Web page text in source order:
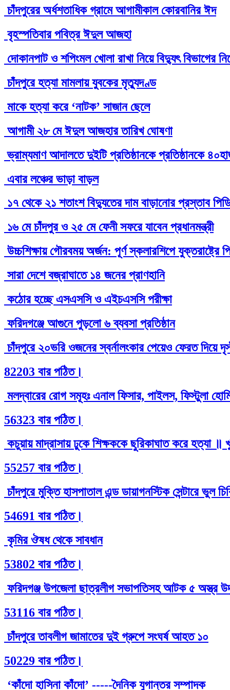
চাঁদপুরের অর্ধশতাধিক গ্রামে আগামীকাল কোরবানির ঈদ
বৃহস্পতিবার পবিত্র ঈদুল আজহা
দোকানপাট ও শপিংমল খোলা রাখা নিয়ে বিদ্যুৎ বিভাগের
চাঁদপুরে হত্যা মামলায় যুবকের মৃত্যুদণ্ড
মাকে হত্যা করে ‘নাটক’ সাজান ছেলে
আগামী ২৮ মে ঈদুল আজহার তারিখ ঘোষণা
ভ্রাম্যমাণ আদালতে দুইটি প্রতিষ্ঠানকে প্রতিষ্ঠানকে
এবার লঞ্চের ভাড়া বাড়ল
১৭ থেকে ২১ শতাংশ বিদ্যুতের দাম বাড়ানোর প্রস্তাব
১৬ মে চাঁদপুর ও ২৫ মে ফেনী সফরে যাবেন প্রধানমন্ত্রী
উচ্চশিক্ষায় গৌরবময় অর্জন: পূর্ণ স্কলারশিপে
সারা দেশে বজ্রাঘাতে ১৪ জনের প্রাণহানি
কঠোর হচ্ছে এসএসসি ও এইচএসসি পরীক্ষা
ফরিদগঞ্জে আগুনে পুড়লো ৬ ব্যবসা প্রতিষ্ঠান
চাঁদপুরে ২০ভরি ওজনের স্বর্নালংকার পেয়েও ফেরত দিয়ে
82203 বার পঠিত।
মলদ্বারের রোগ সমূহঃ এনাল ফিসার, পাইলস, ফিস্টুলা
56323 বার পঠিত।
কচুয়ায় মাদ্রাসায় ঢুকে শিক্ষককে ছুরিকাঘাত করে হত্যা ॥
55257 বার পঠিত।
চাঁদপুরে মুক্তি হাসপাতাল এন্ড ডায়াগনস্টিক সেন্টারে ভুল
54691 বার পঠিত।
কৃমির ঔষধ থেকে সাবধান
53802 বার পঠিত।
ফরিদগঞ্জ উপজেলা ছাত্রলীগ সভাপতিসহ আটক ৫ অস্ত্র
53116 বার পঠিত।
চাঁদপুরে তাবলীগ জামাতের দুই গ্রুপে সংঘর্ষ আহত ১০
50229 বার পঠিত।
‘কাঁদো হাসিনা কাঁদো’ -----দৈনিক যুগান্তর সম্পাদক